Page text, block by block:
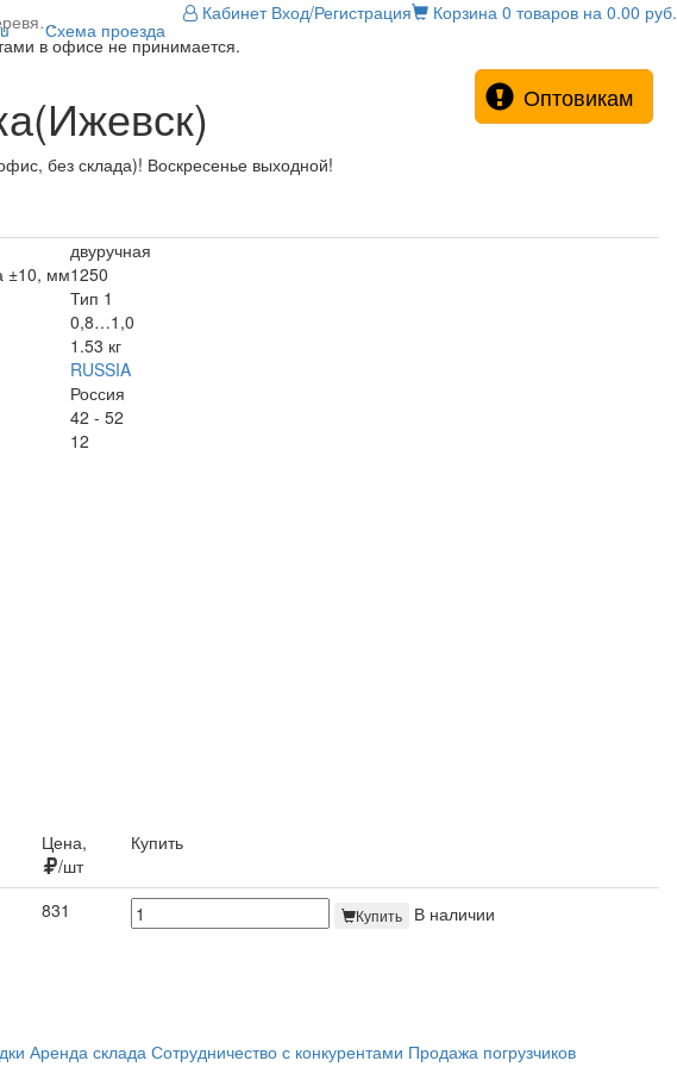
Схема проезда
Кабинет Вход/Регистрация Корзина 0 товаров на 0.00 руб.
в офисе не принимается.
Оптовикам
без склада)! Воскресенье выходной!
двуручная
±10, мм1250
Тип 1
0,8…1,0
1.53 кг
RUSSIA
Россия
42 - 52
12
Цена,
/шт
Купить
831 Купить В наличии
Аренда склада Сотрудничество с конкурентами Продажа погрузчиков